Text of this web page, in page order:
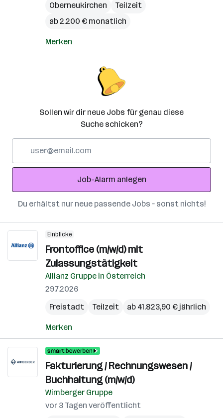
Oberneukirchen
Teilzeit
ab 2.200 € monatlich
Merken
Sollen wir dir neue Jobs für genau diese
Suche schicken?
Adresse
Job-Alarm anlegen
Du erhältst nur neue passende Jobs – sonst nichts!
Einblicke
Frontoffice (m/w/d) mit
Zulassungstätigkeit
Allianz Gruppe in Österreich
29.7.2026
Freistadt
Teilzeit ab 41.823,90 € jährlich
Merken
Fakturierung / Rechnungswesen /
Buchhaltung (m/w/d)
Wimberger Gruppe
vor 3 Tagen veröffentlicht